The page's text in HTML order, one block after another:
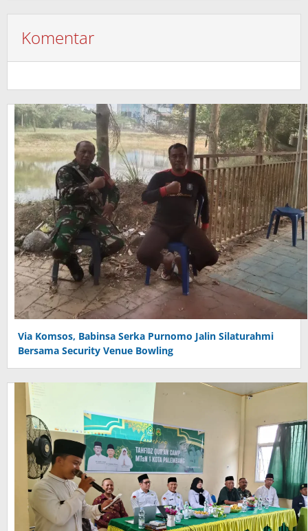
Komentar
Via Komsos, Babinsa Serka Purnomo Jalin Silaturahmi
Bersama Security Venue Bowling